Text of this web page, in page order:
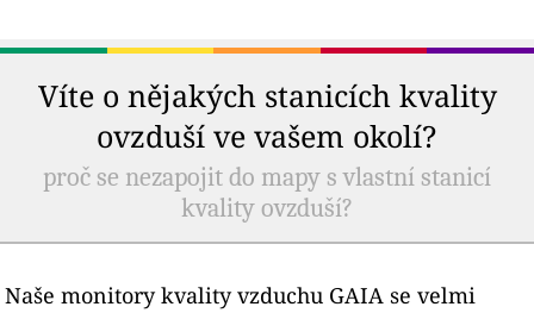
Víte o nějakých stanicích kvality
ovzduší ve vašem okolí?
proč se nezapojit do mapy s vlastní stanicí
kvality ovzduší?
Naše monitory kvality vzduchu GAIA se velmi